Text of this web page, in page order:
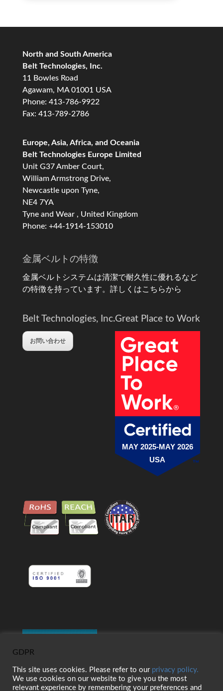
North and South America
Belt Technologies, Inc.
11 Bowles Road
Agawam, MA 01001 USA
Phone: 413-786-9922
Fax: 413-789-2786
Europe, Asia, Africa, and Oceania
Belt Technologies Europe Limited
Unit G37 Amber Court,
William Armstrong Drive,
Newcastle upon Tyne,
NE4 7YA
Tyne and Wear , United Kingdom
Phone: +44-1914-153010
金属ベルトの特徴
金属ベルトシステムは清潔で耐久性に優れるなど
の特徴を持っています。 詳しくはこちらから
Belt Technologies, Inc.
お問い合わせ
Great Place to Work
MAY 2025-MAY 2026
USA
GDPR
This site uses cookies. Please refer to our privacy policy.
We use cookies on our website to give you the most
relevant experience by remembering your preferences and